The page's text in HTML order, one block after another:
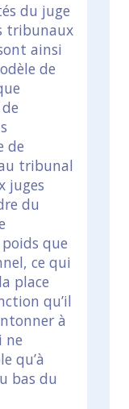
du juge
tribunaux
ainsi
de
de
tribunal
juges
du
que
ce qui
place
qu’il
à
ne
qu’à
bas du